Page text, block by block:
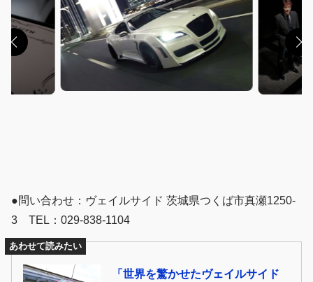
●問い合わせ：ヴェイルサイド 茨城県つくば市真瀬1250-
3 TEL：029-838-1104
あわせて読みたい
「世界を驚かせたヴェイルサイド